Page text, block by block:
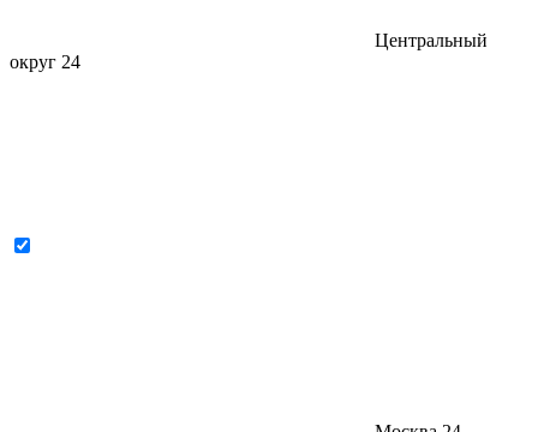
Центральный
округ 24